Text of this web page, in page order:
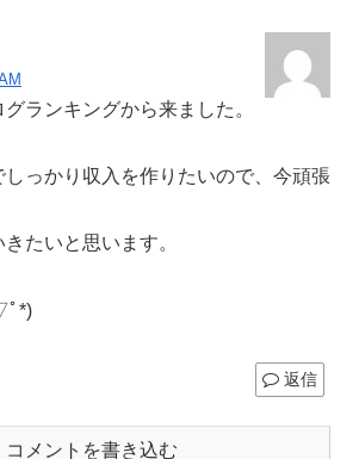
ランキングから来ました。
しっかり収入を作りたいので、今頑張
たいと思います。
ﾟ*)
返信
コメントを書き込む